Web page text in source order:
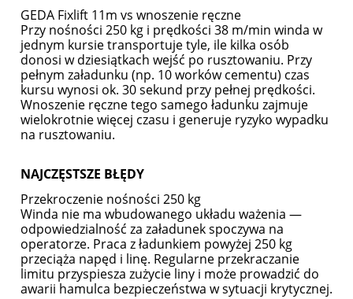
GEDA Fixlift 11m vs wnoszenie ręczne
Przy nośności 250 kg i prędkości 38 m/min winda w
jednym kursie transportuje tyle, ile kilka osób
donosi w dziesiątkach wejść po rusztowaniu. Przy
pełnym załadunku (np. 10 worków cementu) czas
kursu wynosi ok. 30 sekund przy pełnej prędkości.
Wnoszenie ręczne tego samego ładunku zajmuje
wielokrotnie więcej czasu i generuje ryzyko wypadku
na rusztowaniu.
NAJCZĘSTSZE BŁĘDY
Przekroczenie nośności 250 kg
Winda nie ma wbudowanego układu ważenia —
odpowiedzialność za załadunek spoczywa na
operatorze. Praca z ładunkiem powyżej 250 kg
przeciąża napęd i linę. Regularne przekraczanie
limitu przyspiesza zużycie liny i może prowadzić do
awarii hamulca bezpieczeństwa w sytuacji krytycznej.